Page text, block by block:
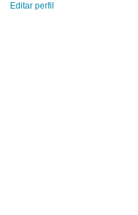
Editar perfil